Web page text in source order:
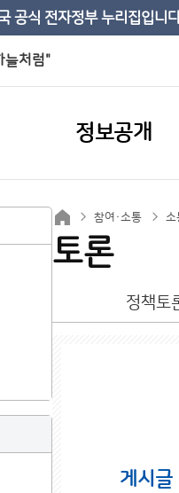
공식 전자정부 누리집입니
늘처럼"
정보공개
참여·소통 소
토론
정책토
게시글